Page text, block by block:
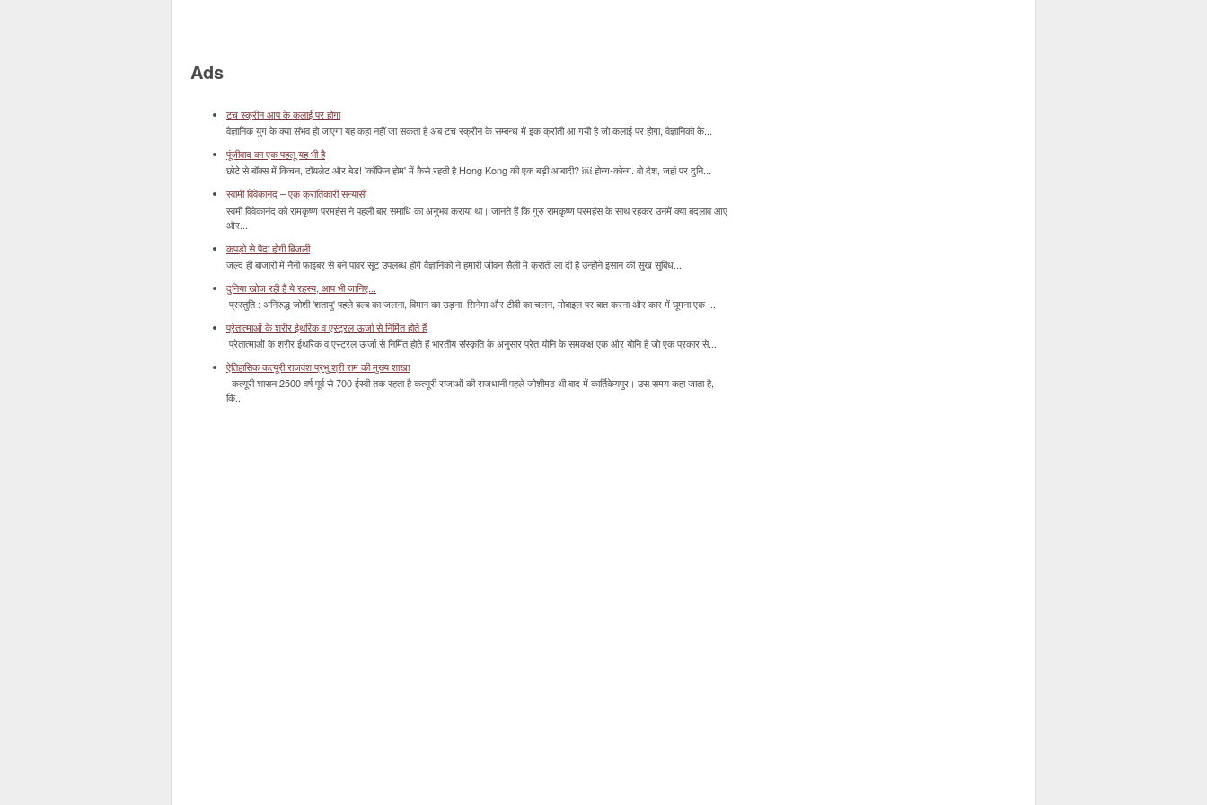
Ads
टच स्क्रीन आप के कलाई पर होगा
वैज्ञानिक युग के क्या संभव हो जाएगा यह कहा नहीं जा सकता है अब टच स्क्रीन के सम्बन्ध में इक क्रांती आ गयी है जो कलाई पर होगा, वैज्ञानिको के...
पूंजीवाद का एक पहलू यह भी है
छोटे से बॉक्‍स में किचन, टॉयलेट और बेड! 'कॉफिन होम' में कैसे रहती है Hong Kong की एक बड़ी आबादी? ￼ होन्ग-कोन्ग. वो देश, जहां पर दुनि...
स्वामी विवेकानंद – एक क्रांतिकारी सन्यासी
स्वमी विवेकानंद को रामकृष्ण परमहंस ने पहली बार समाधि का अनुभव कराया था। जानते हैं कि गुरु रामकृष्ण परमहंस के साथ रहकर उनमें क्या बदलाव आए
और...
कपड़ो से पैदा होगी बिजली
जल्द ही बाजारों में नैनो फाइबर से बने पावर सूट उपलब्ध होंगे वैज्ञानिको ने हमारी जीवन सैली में क्रांती ला दी है उन्होंने इंसान की सुख सुबिध...
दुनिया खोज रही है ये रहस्य, आप भी जानिए...
प्रस्तुति : अनिरुद्ध जोशी 'शतायु' पहले बल्ब का जलना, विमान का उड़ना, सिनेमा और टीवी का चलन, मोबाइल पर बात करना और कार में घूमना एक ...
प्रेतात्माओं के शरीर ईथरिक व एस्ट्रल ऊर्जा से निर्मित होते हैं
प्रेतात्माओं के शरीर ईथरिक व एस्ट्रल ऊर्जा से निर्मित होते हैं भारतीय संस्कृति के अनुसार प्रेत योनि के समकक्ष एक और योनि है जो एक प्रकार से...
ऐतिहासिक कत्यूरी राजवंश प्रभु श्री राम की मुख्य शाखा
कत्यूरी शासन 2500 वर्ष पूर्व से 700 ईस्वी तक रहता है कत्यूरी राजाओं की राजधानी पहले जोशीमठ थी बाद में कार्तिकेयपुर। उस समय कहा जाता है,
कि...